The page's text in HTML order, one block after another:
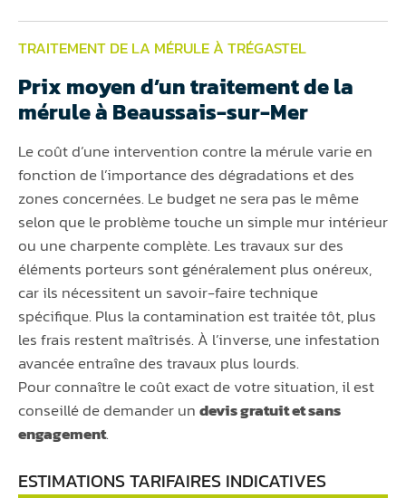
TRAITEMENT DE LA MÉRULE À TRÉGASTEL
Prix moyen d’un traitement de la
mérule à Beaussais-sur-Mer
Le coût d’une intervention contre la mérule varie en
fonction de l’importance des dégradations et des
zones concernées. Le budget ne sera pas le même
selon que le problème touche un simple mur intérieur
ou une charpente complète. Les travaux sur des
éléments porteurs sont généralement plus onéreux,
car ils nécessitent un savoir-faire technique
spécifique. Plus la contamination est traitée tôt, plus
les frais restent maîtrisés. À l’inverse, une infestation
avancée entraîne des travaux plus lourds.
Pour connaître le coût exact de votre situation, il est
conseillé de demander undevis gratuit et sans
engagement.
ESTIMATIONS TARIFAIRES INDICATIVES